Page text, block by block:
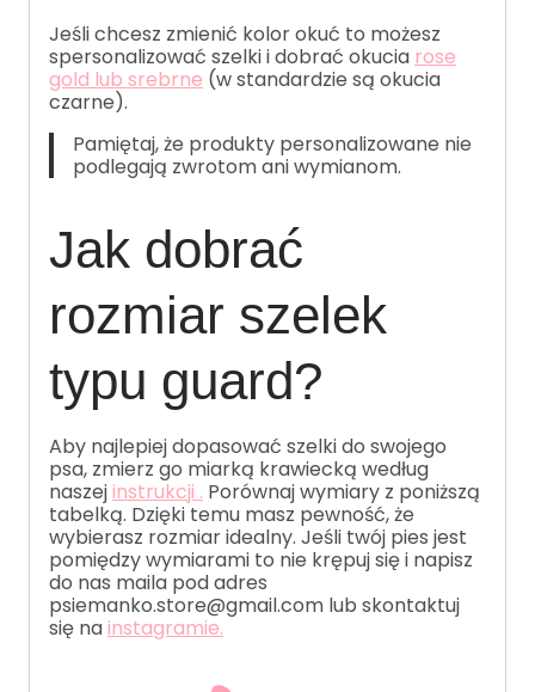
Jeśli chcesz zmienić kolor okuć to możesz
spersonalizować szelki i dobrać okucia rose
gold lub srebrne (w standardzie są okucia
czarne).
Pamiętaj, że produkty personalizowane nie
podlegają zwrotom ani wymianom.
Jak dobrać
rozmiar szelek
typu guard?
Aby najlepiej dopasować szelki do swojego
psa, zmierz go miarką krawiecką według
naszejinstrukcji . Porównaj wymiary z poniższą
tabelką. Dzięki temu masz pewność, że
wybierasz rozmiar idealny. Jeśli twój pies jest
pomiędzy wymiarami to nie krępuj się i napisz
do nas maila pod adres
psiemanko.store@gmail.com lub skontaktuj
się nainstagramie.